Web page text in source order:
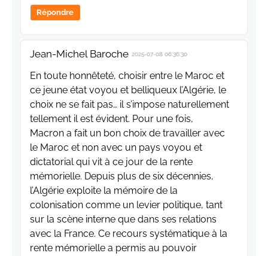
Répondre
Jean-Michel Baroche 2025-07-08 06:36:30
En toute honnêteté, choisir entre le Maroc et
ce jeune état voyou et belliqueux l’Algérie, le
choix ne se fait pas… il s’impose naturellement
tellement il est évident. Pour une fois,
Macron a fait un bon choix de travailler avec
le Maroc et non avec un pays voyou et
dictatorial qui vit à ce jour de la rente
mémorielle. Depuis plus de six décennies,
l’Algérie exploite la mémoire de la
colonisation comme un levier politique, tant
sur la scène interne que dans ses relations
avec la France. Ce recours systématique à la
rente mémorielle a permis au pouvoir